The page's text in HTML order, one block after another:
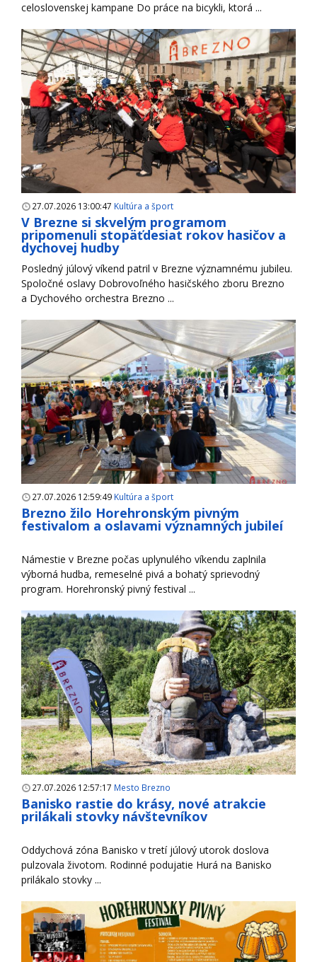
celoslovenskej kampane Do práce na bicykli, ktorá ...
27.07.2026 13:00:47 Kultúra a šport
V Brezne si skvelým programom
pripomenuli stopäťdesiat rokov hasičov a
dychovej hudby
Posledný júlový víkend patril v Brezne významnému jubileu.
Spoločné oslavy Dobrovoľného hasičského zboru Brezno
a Dychového orchestra Brezno ...
27.07.2026 12:59:49 Kultúra a šport
Brezno žilo Horehronským pivným
festivalom a oslavami významných jubileí
Námestie v Brezne počas uplynulého víkendu zaplnila
výborná hudba, remeselné pivá a bohatý sprievodný
program. Horehronský pivný festival ...
27.07.2026 12:57:17 Mesto Brezno
Banisko rastie do krásy, nové atrakcie
prilákali stovky návštevníkov
Oddychová zóna Banisko v tretí júlový utorok doslova
pulzovala životom. Rodinné podujatie Hurá na Banisko
prilákalo stovky ...